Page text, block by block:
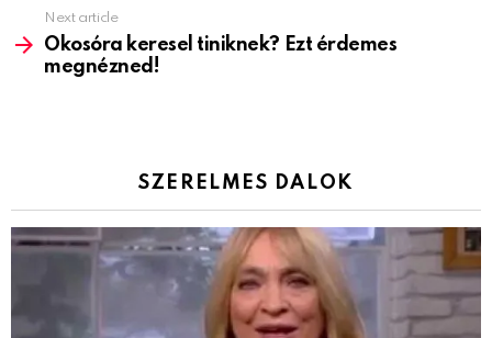
Next article
Okosóra keresel tiniknek? Ezt érdemes
megnézned!
SZERELMES DALOK